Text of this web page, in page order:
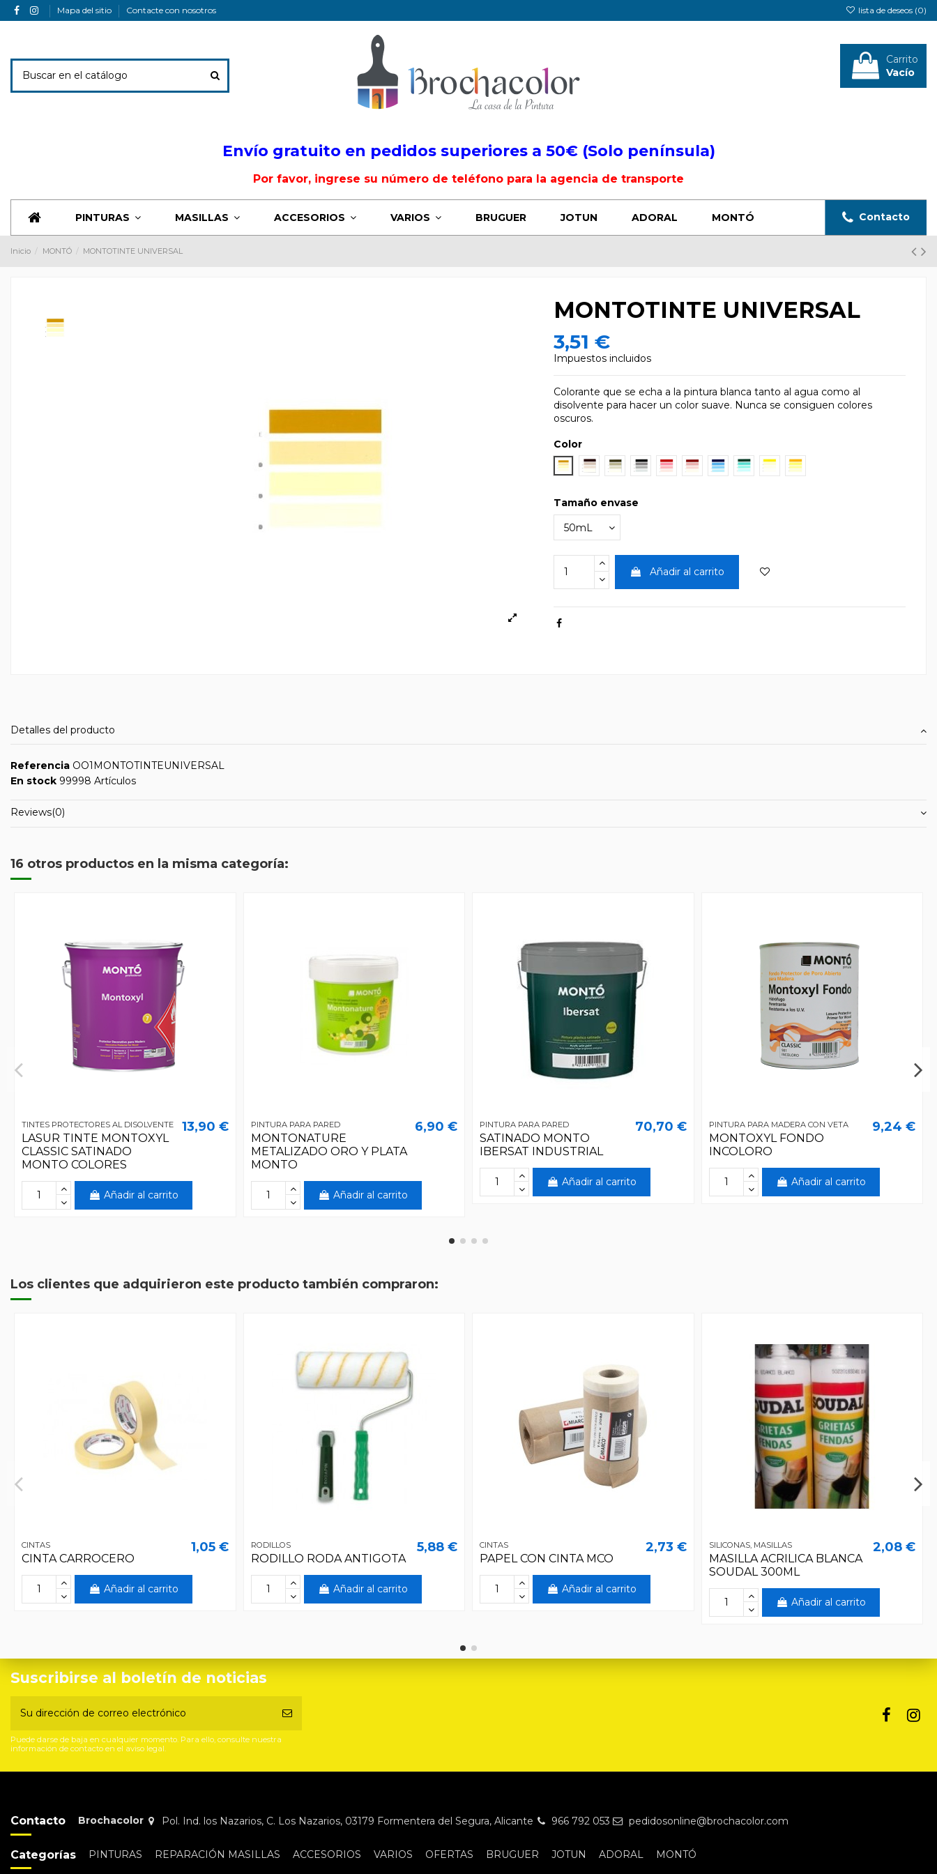
Mapa del sitio Contacte con nosotros lista de deseos (0)
Carrito
Vacío
Envío gratuito en pedidos superiores a 50€ (Solo península)
Por favor, ingrese su número de teléfono para la agencia de transporte
PINTURAS MASILLAS ACCESORIOS VARIOS BRUGUER JOTUN ADORAL MONTÓ Contacto
Inicio MONTÓ MONTOTINTE UNIVERSAL
MONTOTINTE UNIVERSAL
3,51 €
Impuestos incluidos
Colorante que se echa a la pintura blanca tanto al agua como al
disolvente para hacer un color suave. Nunca se consiguen colores
oscuros.
Color
Ocre1BeigeOlivaNegro1Rojo Vivo1Rojo Oxido1
Azul1Verde1Amarillo1Amarillo Medio1
Tamaño envase
Añadir al carrito
Detalles del producto
Referencia OO1MONTOTINTEUNIVERSAL
En stock 99998 Artículos
Reviews(0)
16 otros productos en la misma categoría:
TINTES PROTECTORES AL DISOLVENTE
LASUR TINTE MONTOXYL
CLASSIC SATINADO
MONTO COLORES
13,90 €
Añadir al carrito
PINTURA PARA PARED
MONTONATURE
METALIZADO ORO Y PLATA
MONTO
6,90 €
Añadir al carrito
PINTURA PARA PARED
SATINADO MONTO
IBERSAT INDUSTRIAL
70,70 €
Añadir al carrito
PINTURA PARA MADERA CON VETA
MONTOXYL FONDO
INCOLORO
9,24 €
Añadir al carrito
Los clientes que adquirieron este producto también compraron:
CINTAS
CINTA CARROCERO
1,05 €
Añadir al carrito
RODILLOS
RODILLO RODA ANTIGOTA
5,88 €
Añadir al carrito
CINTAS
PAPEL CON CINTA MCO
2,73 €
Añadir al carrito
SILICONAS, MASILLAS
MASILLA ACRILICA BLANCA
SOUDAL 300ML
2,08 €
Añadir al carrito
Suscribirse al boletín de noticias
Puede darse de baja en cualquier momento. Para ello, consulte nuestra
información de contacto en el aviso legal.
Contacto Brochacolor Pol. Ind. los Nazarios, C. Los Nazarios, 03179 Formentera del Segura, Alicante 966 792 053 pedidosonline@brochacolor.com
Categorías PINTURAS REPARACIÓN MASILLAS ACCESORIOS VARIOS OFERTAS BRUGUER JOTUN ADORAL MONTÓ